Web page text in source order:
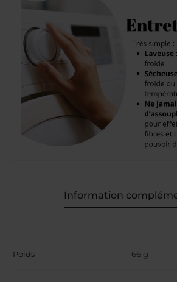
Information
Poids 66 g